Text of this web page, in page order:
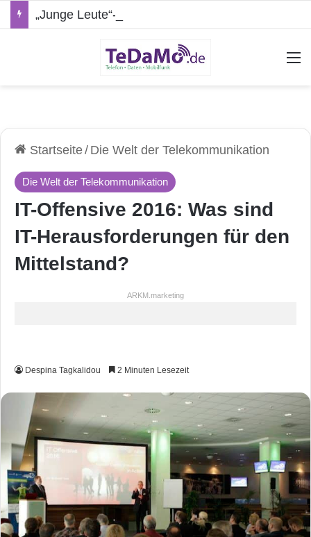
Startseite/ Die Welt der Telekommunikation
Die Welt der Telekommunikation
IT-Offensive 2016: Was sind
IT-Herausforderungen für den
Mittelstand?
ARKM.marketing
Despina Tagkalidou 2 Minuten Lesezeit